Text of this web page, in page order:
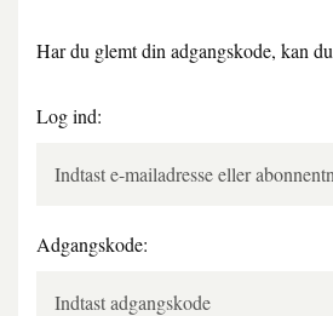
Har du glemt din adgangskode, kan du
Log ind:
Adgangskode: